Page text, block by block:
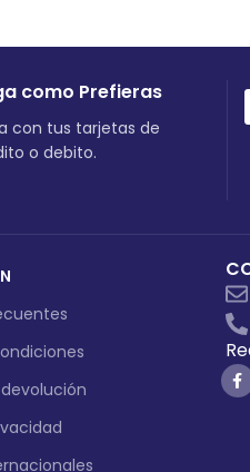
como Prefieras
con tus tarjetas de
o debito.